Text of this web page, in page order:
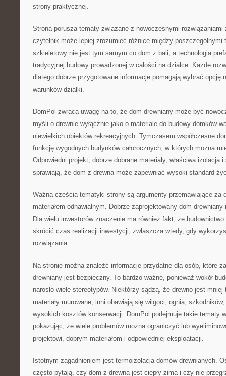
strony praktycznej.
Strona porusza tematy związane z nowoczesnymi rozwiązaniami
czytelnik może lepiej zrozumieć różnice między poszczególnymi
szkieletowy nie jest tym samym co dom z bali, a technologia
tradycyjnej budowy prowadzonej w całości na działce. Każde
dlatego dobrze przygotowane informacje pomagają wybrać opcję
warunków działki.
DomPol zwraca uwagę na to, że dom drewniany może być
myśli o drewnie wyłącznie jako o materiale do budowy domków
niewielkich obiektów rekreacyjnych. Tymczasem współczesne
funkcję wygodnych budynków całorocznych, w których można
Odpowiedni projekt, dobrze dobrane materiały, właściwa izolacja
sprawiają, że dom z drewna może zapewniać wysoki standard
Ważną częścią tematyki strony są argumenty przemawiające za
materiałem odnawialnym. Dobrze zaprojektowany dom
Dla wielu inwestorów znaczenie ma również fakt, że
skrócić czas realizacji inwestycji, zwłaszcza wtedy, gdy
rozwiązania.
Na stronie można znaleźć informacje przydatne dla osób, które
drewniany jest bezpieczny. To bardzo ważne, ponieważ wokół
narosło wiele stereotypów. Niektórzy sądzą, że drewno jest mniej
materiały murowane, inni obawiają się wilgoci, ognia,
wysokich kosztów konserwacji. DomPol podejmuje takie tematy
pokazując, że wiele problemów można ograniczyć lub
projektowi, dobrym materiałom i odpowiedniej eksploatacji.
Istotnym zagadnieniem jest termoizolacja domów drewnianych.
często pytają, czy dom z drewna jest ciepły zimą i czy nie